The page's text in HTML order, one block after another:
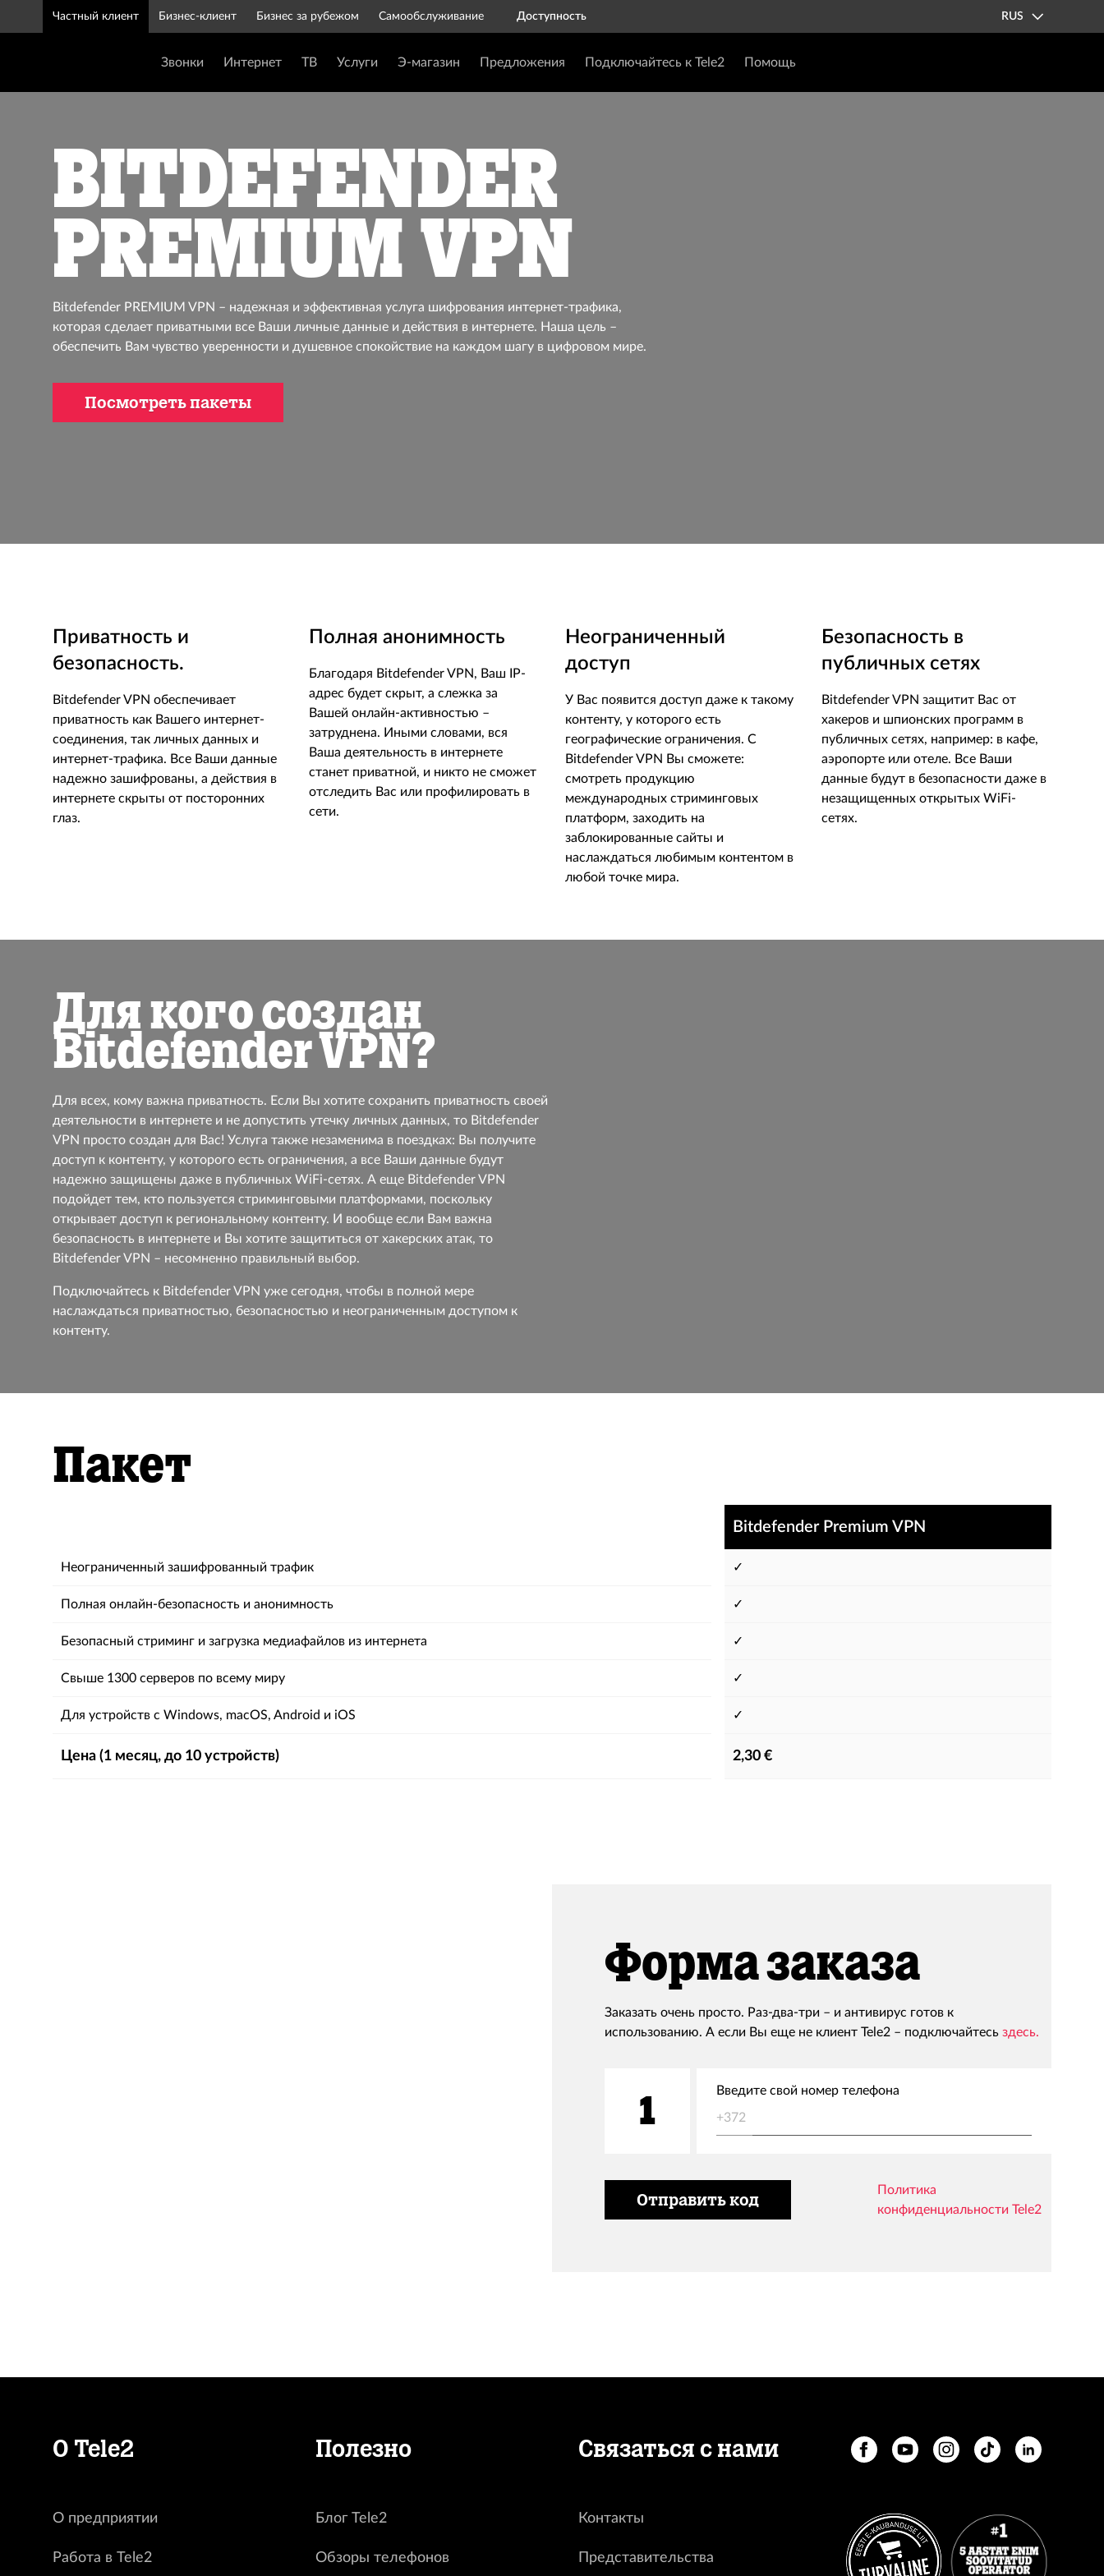
Частный клиент Бизнес-клиент Бизнес за рубежом Самообслуживание Доступность RUS
Звонки Интернет ТВ Услуги Э-магазин Предложения Подключайтесь к Tele2 Помощь
Bitdefender
PREMIUM VPN
Bitdefender PREMIUM VPN – надежная и эффективная услуга шифрования интернет-трафика,
которая сделает приватными все Ваши личные данные и действия в интернете. Наша цель –
обеспечить Вам чувство уверенности и душевное спокойствие на каждом шагу в цифровом мире.
Посмотреть пакеты
Приватность и
безопасность.
Bitdefender VPN обеспечивает
приватность как Вашего интернет-
соединения, так личных данных и
интернет-трафика. Все Ваши данные
надежно зашифрованы, а действия в
интернете скрыты от посторонних
глаз.
Полная анонимность
Благодаря Bitdefender VPN, Ваш IP-
адрес будет скрыт, а слежка за
Вашей онлайн-активностью –
затруднена. Иными словами, вся
Ваша деятельность в интернете
станет приватной, и никто не сможет
отследить Вас или профилировать в
сети.
Неограниченный
доступ
У Вас появится доступ даже к такому
контенту, у которого есть
географические ограничения. С
Bitdefender VPN Вы сможете:
смотреть продукцию
международных стриминговых
платформ, заходить на
заблокированные сайты и
наслаждаться любимым контентом в
любой точке мира.
Безопасность в
публичных сетях
Bitdefender VPN защитит Вас от
хакеров и шпионских программ в
публичных сетях, например: в кафе,
аэропорте или отеле. Все Ваши
данные будут в безопасности даже в
незащищенных открытых WiFi-
сетях.
Для кого создан
Bitdefender VPN?
Для всех, кому важна приватность. Если Вы хотите сохранить приватность своей
деятельности в интернете и не допустить утечку личных данных, то Bitdefender
VPN просто создан для Вас! Услуга также незаменима в поездках: Вы получите
доступ к контенту, у которого есть ограничения, а все Ваши данные будут
надежно защищены даже в публичных WiFi-сетях. А еще Bitdefender VPN
подойдет тем, кто пользуется стриминговыми платформами, поскольку
открывает доступ к региональному контенту. И вообще если Вам важна
безопасность в интернете и Вы хотите защититься от хакерских атак, то
Bitdefender VPN – несомненно правильный выбор.
Подключайтесь к Bitdefender VPN уже сегодня, чтобы в полной мере
наслаждаться приватностью, безопасностью и неограниченным доступом к
контенту.
Пакет
Bitdefender Premium VPN
Неограниченный зашифрованный трафик ✓
Полная онлайн-безопасность и анонимность ✓
Безопасный стриминг и загрузка медиафайлов из интернета ✓
Свыше 1300 серверов по всему миру ✓
Для устройств с Windows, macOS, Android и iOS ✓
Цена (1 месяц, до 10 устройств) 2,30 €
Форма заказа
Заказать очень просто. Раз-два-три – и антивирус готов к
использованию. А если Вы еще не клиент Tele2 – подключайтесь здесь.
1 Введите свой номер телефона
+372
Отправить код
Политика
конфиденциальности Tele2
О Tele2
О предприятии
Работа в Tele2
Полезно
Блог Tele2
Обзоры телефонов
Связаться с нами
Контакты
Представительства